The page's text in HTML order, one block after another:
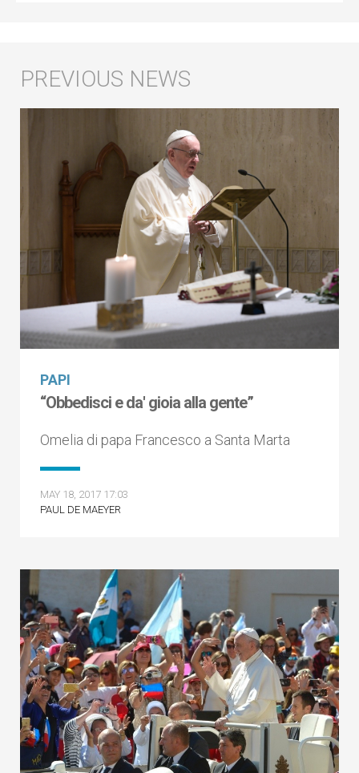
PAPI
“Obbedisci e da' gioia alla gente”
Omelia di papa Francesco a Santa Marta
MAY 18, 2017 17:03
PAUL DE MAEYER